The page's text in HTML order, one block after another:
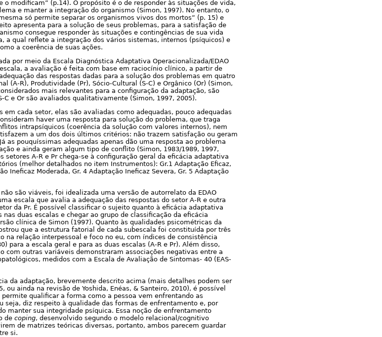
modificam” (p.14). O propósito é o de responder às situações de vida,
e manter a integração do organismo (Simon, 1997). No entanto, o
só permite separar os organismos vivos dos mortos” (p. 15) e
apresenta para a solução de seus problemas, para a satisfação de
consegue responder às situações e contingências de sua vida
a qual reflete a integração dos vários sistemas, internos (psíquicos) e
a coerência de suas ações.
por meio da Escala Diagnóstica Adaptativa Operacionalizada/EDAO
a avaliação é feita com base em raciocínio clínico, a partir de
das respostas dadas para a solução dos problemas em quatro
(A-R), Produtividade (Pr), Sócio-Cultural (S-C) e Orgânico (Or) (Simon,
mais relevantes para a configuração da adaptação, são
e Or são avaliados qualitativamente (Simon, 1997, 2005).
em cada setor, elas são avaliadas como adequadas, pouco adequadas
haver uma resposta para solução do problema, que traga
intrapsíquicos (coerência da solução com valores internos), nem
a um dos dois últimos critérios: não trazem satisfação ou geram
as pouquíssimas adequadas apenas dão uma resposta ao problema
e ainda geram algum tipo de conflito (Simon, 1983/1989, 1997,
setores A-R e Pr chega-se à configuração geral da eficácia adaptativa
(melhor detalhados no item Instrumentos): Gr.1 Adaptação Eficaz,
Ineficaz Moderada, Gr. 4 Adaptação Ineficaz Severa, Gr. 5 Adaptação
são viáveis, foi idealizada uma versão de autorrelato da EDAO
escala que avalia a adequação das respostas do setor A-R e outra
da Pr. É possível classificar o sujeito quanto à eficácia adaptativa
duas escalas e chegar ao grupo de classificação da eficácia
clínica de Simon (1997). Quanto às qualidades psicométricas da
que a estrutura fatorial de cada subescala foi constituída por três
na relação interpessoal e foco no eu, com índices de consistência
para a escala geral e para as duas escalas (A-R e Pr). Além disso,
com outras variáveis demonstraram associações negativas entre a
medidos com a Escala de Avaliação de Sintomas- 40 (EAS-
da adaptação, brevemente descrito acima (mais detalhes podem ser
ou ainda na revisão de Yoshida, Enéas, & Santeiro, 2010), é possível
qualificar a forma como a pessoa vem enfrentando as
seja, diz respeito à qualidade das formas de enfrentamento e, por
manter sua integridade psíquica. Essa noção de enfrentamento
de coping, desenvolvido segundo o modelo relacional/cognitivo
de matrizes teóricas diversas, portanto, ambos parecem guardar
si.